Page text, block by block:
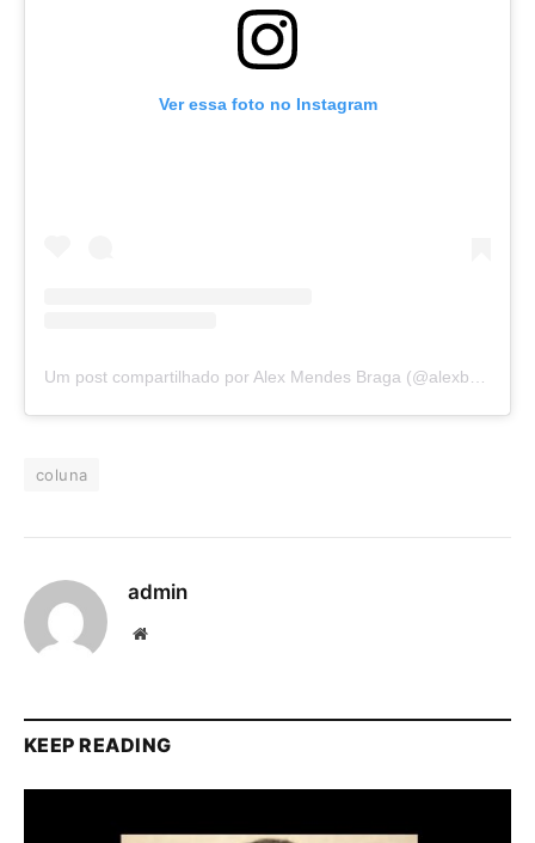
Ver essa foto no Instagram
Um post compartilhado por Alex Mendes Braga (@alexbragaofc)
coluna
admin
Website
KEEP READING